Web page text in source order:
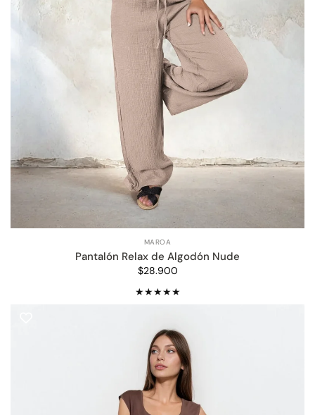
MAROA
Pantalón Relax de Algodón Nude
$28.900